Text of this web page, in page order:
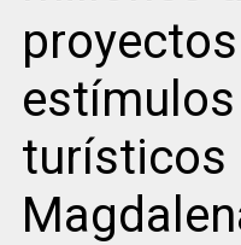
turísticos